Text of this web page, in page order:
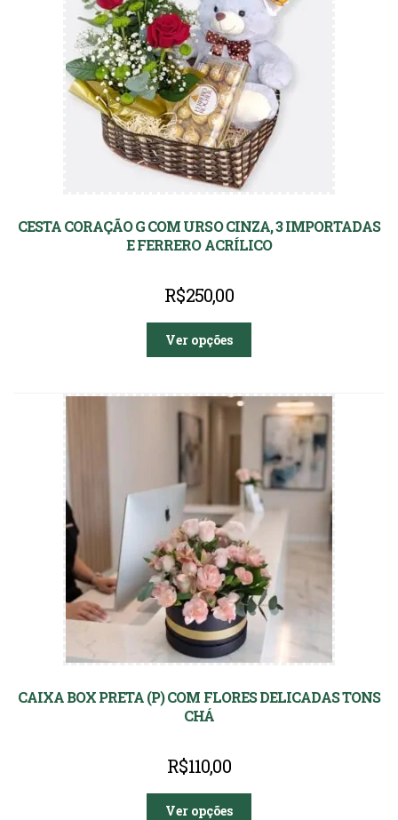
CESTA CORAÇÃO G COM URSO CINZA, 3 IMPORTADAS
E FERRERO ACRÍLICO
R$250,00
Ver opções
CAIXA BOX PRETA (P) COM FLORES DELICADAS TONS
CHÁ
R$110,00
Ver opções